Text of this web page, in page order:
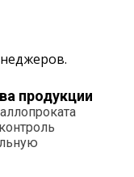
продукции